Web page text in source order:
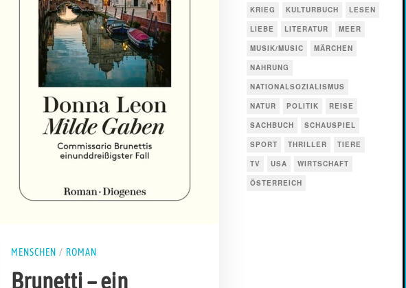
MENSCHEN / ROMAN
Brunetti – ein
KRIEG
KULTURBUCH
LESEN
LIEBE
LITERATUR
MEER
MUSIK/MUSIC
MÄRCHEN
NAHRUNG
NATIONALSOZIALISMUS
NATUR
POLITIK
REISE
SACHBUCH
SCHAUSPIEL
SPORT
THRILLER
TIERE
TV
USA
WIRTSCHAFT
ÖSTERREICH